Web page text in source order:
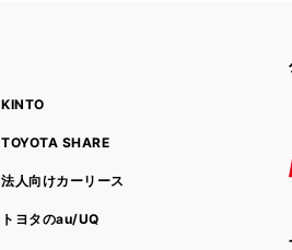
KINTO
TOYOTA SHARE
法人向けカーリース
トヨタのau/UQ